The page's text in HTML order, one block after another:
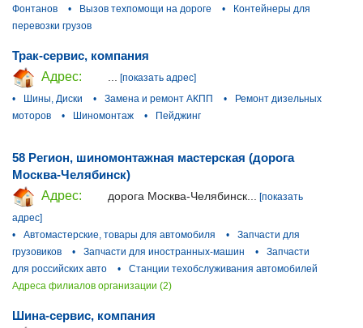
Фонтанов
• Вызов техпомощи на дороге •
Контейнеры для
перевозки грузов
Трак-сервис, компания
Адрес:
[показать адрес]
•
Шины, Диски • Замена и ремонт АКПП •
Ремонт дизельных
моторов
• Шиномонтаж • Пейджинг
58 Регион, шиномонтажная мастерская (дорога
Москва-Челябинск)
Адрес:
дорога Москва-Челябинск...
[показать
адрес]
•
Автомастерские, товары для автомобиля •
Запчасти для
грузовиков
• Запчасти для иностранных-машин •
Запчасти
для российских авто
•
Станции техобслуживания автомобилей
Адреса филиалов организации (2)
Шина-сервис, компания